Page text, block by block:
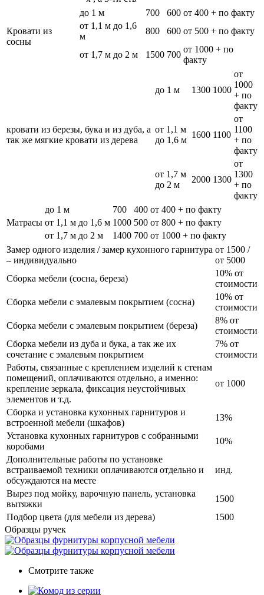
Кровати из
сосны
до 1 м 700 600 от 400 + по факту
от 1,1 м до 1,6
м
800 600 от 500 + по факту
от 1,7 м до 2 м 1500 700
от 1000 + по
факту
кровати из березы, бука и из дуба, а
так же мягкие кровати из дерева
до 1 м 1300 1000
от
1000
+ по
факту
от 1,1 м
до 1,6 м
1600 1100
от
1100
+ по
факту
от 1,7 м
до 2 м
2000 1300
от
1300
+ по
факту
Матрасы
до 1 м 700 400 от 400 + по факту
от 1,1 м до 1,6 м 1000 500 от 800 + по факту
от 1,7 м до 2 м
1400 700 от 1000 + по факту
Замер одного изделия / замер кухонного гарнитура
– индивидуально
от 1500 /
от 5000
Сборка мебели (сосна, береза)
10% от
стоимости
Сборка мебели с эмалевым покрытием (сосна)
10% от
стоимости
Сборка мебели с эмалевым покрытием (береза)
8% от
стоимости
Сборка мебели из дуба и бука, а так же их
сочетание с эмалевым покрытием
7% от
стоимости
Работы, связанные с креплением изделий к стенам
помещений, оплачиваются отдельно, а именно:
крепление зеркала, фиксация неустойчивых
элементов и т.д.
от 1000
Сборка и установка кухонных гарнитуров и
встроенной мебели (шкафов)
13%
Установка кухонных гарнитуров с собранными
коробами
10%
Дополнительные работы по установке
встраиваемой техники оплачиваются отдельно и
обсуждаются на месте
инд.
Вырез под мойку, варочную панель, установка
вытяжки
1500
Подбор цвета (для мебели из дерева)
1500
Образцы ручек
Смотрите также